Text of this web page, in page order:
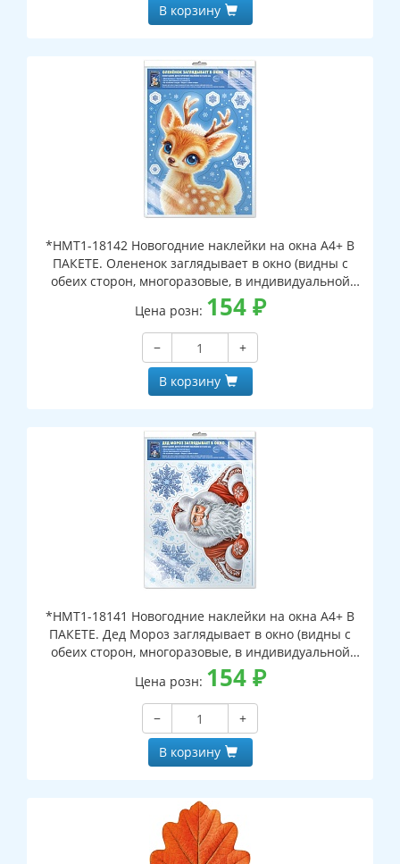
В корзину
*НМТ1-18142 Новогодние наклейки на окна А4+ В
ПАКЕТЕ. Олененок заглядывает в окно (видны с
обеих сторон, многоразовые, в индивидуальной
упаковке, с европодвесом и клеевым клапаном)
Цена розн: 154₽
−
+
В корзину
*НМТ1-18141 Новогодние наклейки на окна А4+ В
ПАКЕТЕ. Дед Мороз заглядывает в окно (видны с
обеих сторон, многоразовые, в индивидуальной
упаковке, с европодвесом и клеевым клапаном)
Цена розн: 154₽
−
+
В корзину